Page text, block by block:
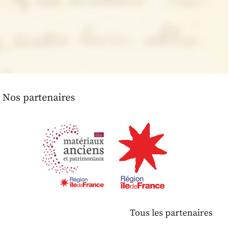
Nos partenaires
Tous les partenaires